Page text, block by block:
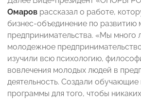
Омаров рассказал о работе,
бизнес-объединение по развитию
предпринимательства. «Мы много
молодежное
изучили всю психологию,
вовлечения молодых людей в
деятельность. Создали
программы для того, чтобы